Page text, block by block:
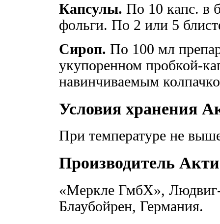
Капсулы. По 10 капс. в
фольги. По 2 или 5
Сироп. По 100 мл
укупоренном пробкой-
навинчиваемым
Условия хранения
При температуре не
Производитель
«Меркле ГмбХ»,
Блаубойрен, Германия.